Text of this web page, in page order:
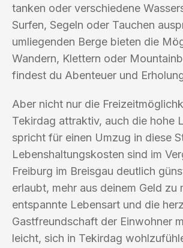
tanken oder verschiedene
Surfen, Segeln oder Tauchen
umliegenden Berge bieten die
Wandern, Klettern oder
findest du Abenteuer und
Aber nicht nur die
Tekirdag attraktiv, auch die hohe
spricht für einen Umzug in diese
Lebenshaltungskosten sind im
Freiburg im Breisgau deutlich
erlaubt, mehr aus deinem Geld zu
entspannte Lebensart und die
Gastfreundschaft der Einwohner
leicht, sich in Tekirdag